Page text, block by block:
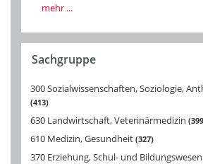
mehr ...
Sachgruppe
300 Sozialwissenschaften, Soziologie,
413
630 Landwirtschaft, Veterinärmedizin 399
610 Medizin, Gesundheit 327
370 Erziehung, Schul- und Bildungswesen